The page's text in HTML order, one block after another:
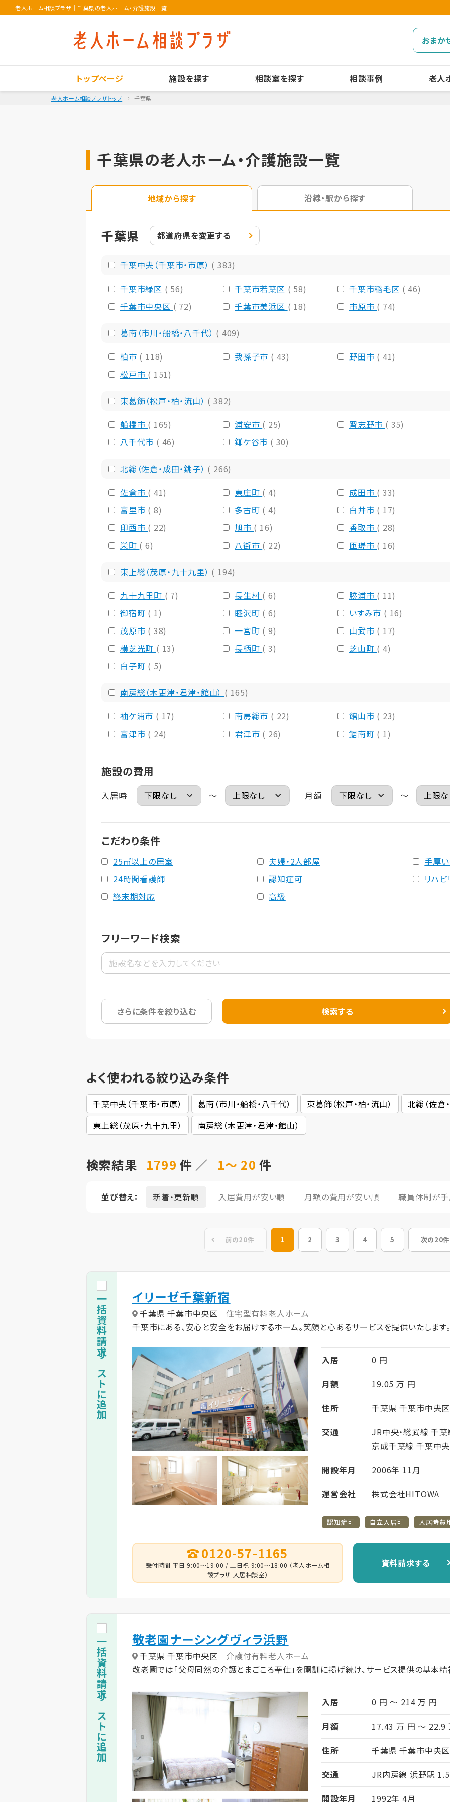
老人ホーム相談プラザ ｜千葉県の老人ホーム・介護施設一覧
おまか
トップページ 施設を探す 相談室を探す 相談事例 老人
老人ホーム相談プラザトップ 千葉県
千葉県の老人ホーム・介護施設一覧
地域から探す 沿線・駅から探す
千葉県 都道府県を変更する
千葉中央（千葉市・市原） ( 383)
千葉市緑区 ( 56) 千葉市若葉区 ( 58) 千葉市稲毛区 ( 46)
千葉市中央区 ( 72) 千葉市美浜区 ( 18) 市原市 ( 74)
葛南（市川・船橋・八千代） ( 409)
柏市 ( 118) 我孫子市 ( 43) 野田市 ( 41)
松戸市 ( 151)
東葛飾（松戸・柏・流山） ( 382)
船橋市 ( 165) 浦安市 ( 25) 習志野市 ( 35)
八千代市 ( 46) 鎌ケ谷市 ( 30)
北総（佐倉・成田・銚子） ( 266)
佐倉市 ( 41) 東庄町 ( 4) 成田市 ( 33)
富里市 ( 8) 多古町 ( 4) 白井市 ( 17)
印西市 ( 22) 旭市 ( 16) 香取市 ( 28)
栄町 ( 6) 八街市 ( 22) 匝瑳市 ( 16)
東上総（茂原・九十九里） ( 194)
九十九里町 ( 7) 長生村 ( 6) 勝浦市 ( 11)
御宿町 ( 1) 睦沢町 ( 6) いすみ市 ( 16)
茂原市 ( 38) 一宮町 ( 9) 山武市 ( 17)
横芝光町 ( 13) 長柄町 ( 3) 芝山町 ( 4)
白子町 ( 5)
南房総（木更津・君津・館山） ( 165)
袖ケ浦市 ( 17) 南房総市 ( 22) 館山市 ( 23)
富津市 ( 24) 君津市 ( 26) 鋸南町 ( 1)
施設の費用
入居時 ～ 月額 ～
こだわり条件
25㎡以上の居室 夫婦・2人部屋
手厚い
24時間看護師
認知症可
リハ
終末期対応
高級
フリーワード検索
さらに条件を絞り込む 検索する
よく使われる絞り込み条件
千葉中央（千葉市・市原） 葛南（市川・船橋・八千代） 東葛飾（松戸・柏・流山）
北総（佐倉
東上総（茂原・九十九里）
南房総（木更津・君津・館山）
検索結果 1799件 ／ 1～ 20件
並び替え： 新着・更新順 入居費用が安い順 月額の費用が安い順 職員体制が
前の20件 1 2 3 4 5 次の20件
イリーゼ千葉新宿
千葉県 千葉市中央区
住宅型有料老人ホーム
千葉市にある、安心と安全をお届けするホーム。笑顔と心あるサービスを提供いたします。
入居
0 円
月額
19.05 万 円
住所
千葉県 千葉市中央
交通
JR中央・総武線 千
京成千葉線 千葉中
開設年月
2006年 11月
運営会社
株式会社HITOWA
認知症可 自立入居可 入居時費
0120-57-1165
受付時間 平日 9:00～19:00 / 土日祝 9:00～18:00 （老人ホーム相
談プラザ 入居相談室）
資料請求する
一括資料請求リストに追加
敬老園ナーシングヴィラ浜野
千葉県 千葉市中央区
介護付有料老人ホーム
敬老園では「父母同然の介護とまごころ奉仕」を園訓に掲げ続け、サービス提供の基本精
入居
0 円 ～ 214 万 円
月額
17.43 万 円 ～ 22.9
住所
千葉県 千葉市中央
交通
JR内房線 浜野駅
開設年月
1992年 4月
一括資料請求リストに追加